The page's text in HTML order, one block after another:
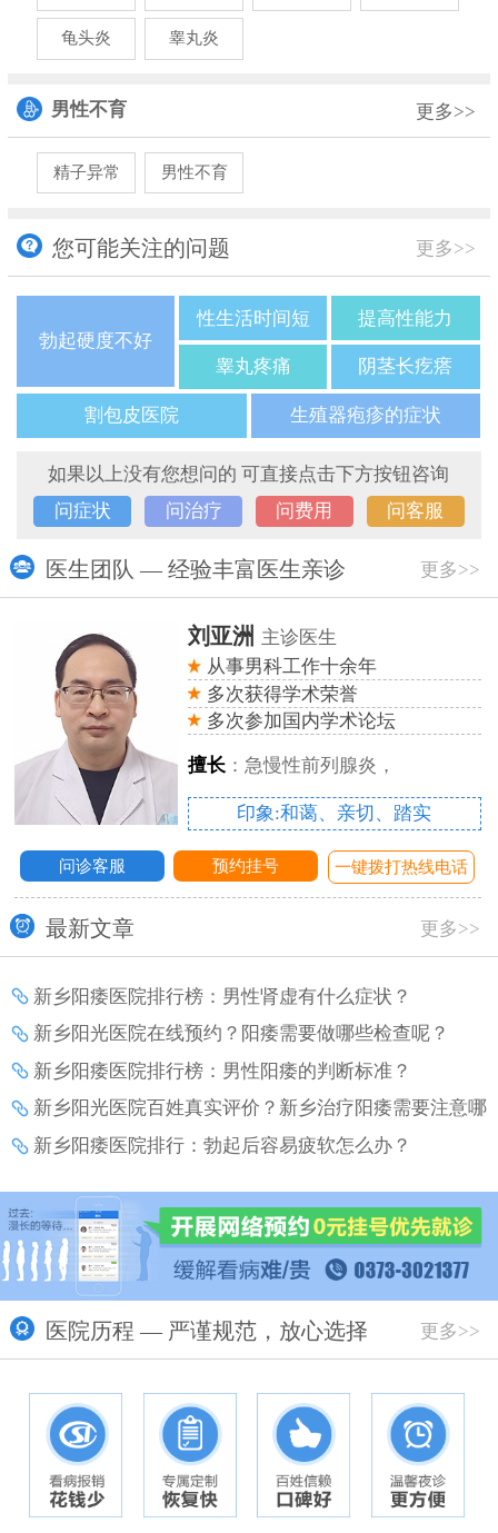
龟头炎 睾丸炎
男性不育 更多>>
精子异常 男性不育
您可能关注的问题 更多>>
勃起硬度不好
性生活时间短 提高性能力
睾丸疼痛 阴茎长疙瘩
割包皮医院 生殖器疱疹的症状
如果以上没有您想问的 可直接点击下方按钮咨询
问症状
问治疗 问费用 问客服
医生团队 — 经验丰富医生亲诊 更多>>
刘亚洲 主诊医生
从事男科工作十余年
多次获得学术荣誉
多次参加国内学术论坛
擅长：急慢性前列腺炎，
印象:和蔼、亲切、踏实
问诊客服 预约挂号 一键拨打热线电话
最新文章 更多>>
新乡阳痿医院排行榜：男性肾虚有什么症状？
新乡阳光医院在线预约？阳痿需要做哪些检查呢？
新乡阳痿医院排行榜：男性阳痿的判断标准？
新乡阳光医院百姓真实评价？新乡治疗阳痿需要注意哪
些事项？
新乡阳痿医院排行：勃起后容易疲软怎么办？
医院历程 — 严谨规范，放心选择 更多>>